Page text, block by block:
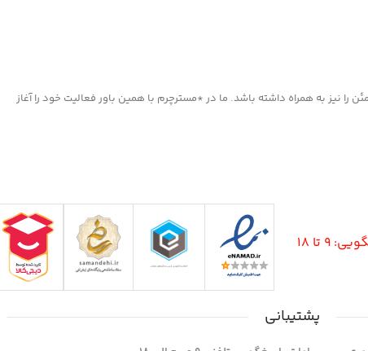
نیز به همراه داشته باشد. ما در *مسترچرم با همین باور فعالیت خود را آغاز
تا 18
پشتیبانی